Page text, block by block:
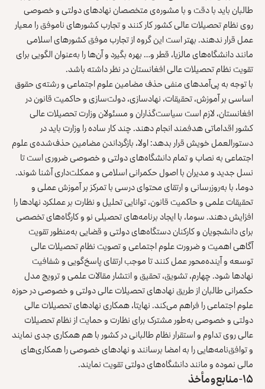
طالبان باید با دقت و با مشوره‌ی متخصصان نهادهای دولتی و خصوصی
روی نظام تحصیلات عالی کشور کار کنند و تجارب کشورهای ناموفق را معیار
عمل قرار ندهند. بهتر است این گروه از تجارب موفق کشورهای اسلامی
مانند دانشگاه‌های مالزیا، قطر و… بهره بگیرد و آن‌ها را به‌عنوان الگویی برای
تقویت نظام تحصیلات عالی افغانستان در نظر داشته باشد.
با توجه به پی‌آمدهای منفی حذف مضامین علوم اجتماعی و رشته‌ی حقوق
اساسی بر آموزش، تحقیقات، نهادسازی، دولت‌سازی و حاکمیت قانون در
افغانستان، لازم است سیاست‌گذاران و مسئولان وزارت تحصیلات عالی
کشور اقداماتی هدفمند انجام دهند. چند کار ساده را وزارت باید در
دستورالعمل خویش قرار بدهد: اولا، بازگرداندن مضامین حذف‌شده‌ی علوم
اجتماعی به نصاب و تمام دانشگاه‌های دولتی و خصوصی ضروری است تا
نسل جدید و مدیران با اصول حکمرانی اسلامی و ممکلت‌داری آشنا شوند.
دوما، با به‌روزرسانی و ارتقای محتوای درسی با تمرکز بر آموزش عملی و
تحقیقات علمی و حاکمیت قانون، توانایی تحلیل و نظارت بر عملکرد نهادها را
افزایش دهند. سوما، با ایجاد برنامه‌های تحصیلی نو و کارگاه‌های تخصصی
برای دانشجویان و کارکنان دستگاه‌های دولتی و قضایی به‌منظور تقویت
آگاهی اهمیت و ضرورت علوم اجتماعی و تصویت نظام تحصیلات عالی
توسعه و آینده‌محور عمل کنند تا موجب ارتقای پاسخ‌گویی و شفافیت
نهادها شود. چهارم، تشویق، تحقیق و انتشار مقالات علمی و ترویج مدل
حکمرانی طالبان از طریق نهادهای تحصیلات عالی دولتی و خصوصی در حوزه
علوم اجتماعی را فراهم می‌کند. نهایتا، همکاری نهادهای تحصیلات عالی
دولتی و خصوصی به‌طور مشترک برای نظارت و حمایت از نظام تحصیلات
عالی روی تداوم و استقرار نظام طالبانی در کشور با هم همکاری جدی نمایند
و توافق‌نامه‌هایی را به امضا برسانند و نهادهای خصوصی را همکاری‌های
مالی نموده و مانند دانشگاه‌های دولتی تقویت نمایند.
۱۵- منابع و مأخذ